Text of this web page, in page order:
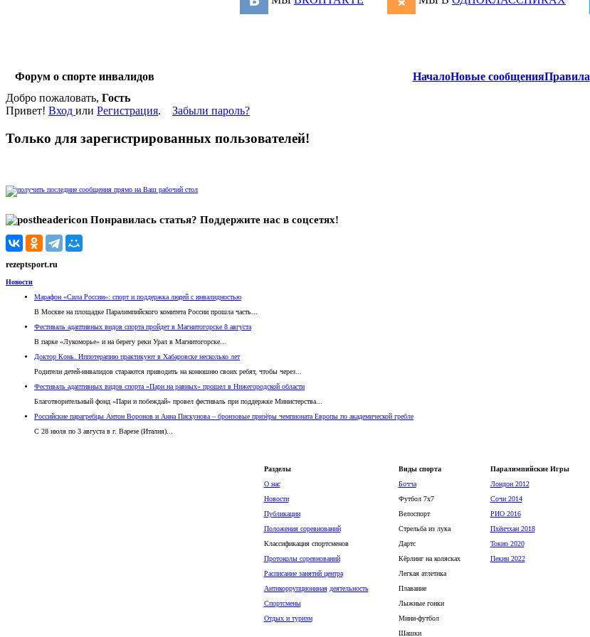
Форум о спорте инвалидов НачалоНовые сообщенияПравила
Добро пожаловать, Гость
Привет! Вход или Регистрация. Забыли пароль?
Только для зарегистрированных пользователей!
Понравилась статья? Поддержите нас в соцсетях!
rezeptsport.ru
Новости
Марафон «Сила России»: спорт и поддержка людей с инвалидностью
В Москве на площадке Паралимпийского комитета России прошла часть...
Фестиваль адаптивных видов спорта пройдет в Магнитогорске 8 августа
В парке «Лукоморье» и на берегу реки Урал в Магнитогорске...
Доктор Конь. Иппотерапию практикуют в Хабаровске несколько лет
Родители детей-инвалидов стараются приводить на конюшню своих ребят, чтобы через...
Фестиваль адаптивных видов спорта «Пари на равных» прошел в Нижегородской области
Благотворительный фонд «Пари и побеждай» провел фестиваль при поддержке Министерства...
Российские парагребцы Антон Воронов и Анна Пискунова – бронзовые призёры чемпионата Европы по академической гребле
С 28 июля по 3 августа в г. Варезе (Италия)...
Разделы
О нас
Новости
Публикации
Положения соревнований
Классификация спортсменов
Протоколы соревнований
Расписание занятий центра
Антикоррупционнная деятельность
Спортсмены
Отдых и туризм
Виды спорта
Бочча
Футбол 7х7
Велоспорт
Стрельба из лука
Дартс
Кёрлинг на колясках
Легкая атлетика
Плавание
Лыжные гонки
Мини-футбол
Шашки
Паралимпийские Игры
Лондон 2012
Сочи 2014
РИО 2016
Пхёнчхан 2018
Токио 2020
Пекин 2022